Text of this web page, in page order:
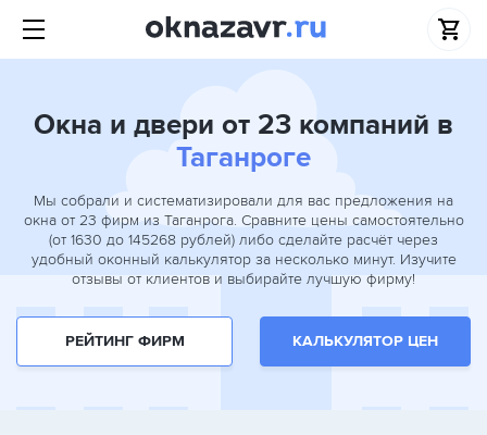
Окна и двери от 23 компаний в
Таганроге
Мы собрали и систематизировали для вас предложения на
окна от 23 фирм из Таганрога. Сравните цены самостоятельно
(от 1630 до 145268 рублей) либо сделайте расчёт через
удобный оконный калькулятор за несколько минут. Изучите
отзывы от клиентов и выбирайте лучшую фирму!
РЕЙТИНГ ФИРМ КАЛЬКУЛЯТОР ЦЕН